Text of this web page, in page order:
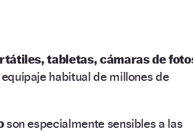
tabletas, cámaras de
habitual de millones de
son especialmente sensibles a las